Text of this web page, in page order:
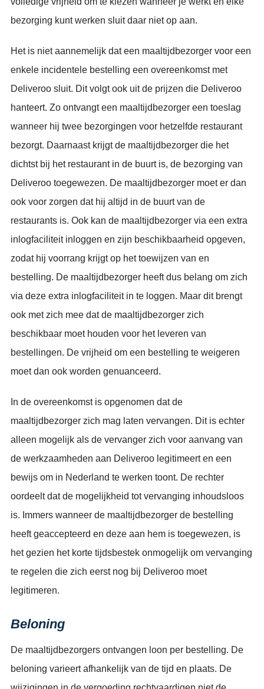
bezorging kunt werken sluit daar niet op aan.
Het is niet aannemelijk dat een maaltijdbezorger voor een
enkele incidentele bestelling een overeenkomst met
Deliveroo sluit. Dit volgt ook uit de prijzen die Deliveroo
hanteert. Zo ontvangt een maaltijdbezorger een toeslag
wanneer hij twee bezorgingen voor hetzelfde restaurant
bezorgt. Daarnaast krijgt de maaltijdbezorger die het
dichtst bij het restaurant in de buurt is, de bezorging van
Deliveroo toegewezen. De maaltijdbezorger moet er dan
ook voor zorgen dat hij altijd in de buurt van de
restaurants is. Ook kan de maaltijdbezorger via een extra
inlogfaciliteit inloggen en zijn beschikbaarheid opgeven,
zodat hij voorrang krijgt op het toewijzen van en
bestelling. De maaltijdbezorger heeft dus belang om zich
via deze extra inlogfaciliteit in te loggen. Maar dit brengt
ook met zich mee dat de maaltijdbezorger zich
beschikbaar moet houden voor het leveren van
bestellingen. De vrijheid om een bestelling te weigeren
moet dan ook worden genuanceerd.
In de overeenkomst is opgenomen dat de
maaltijdbezorger zich mag laten vervangen. Dit is echter
alleen mogelijk als de vervanger zich voor aanvang van
de werkzaamheden aan Deliveroo legitimeert en een
bewijs om in Nederland te werken toont. De rechter
oordeelt dat de mogelijkheid tot vervanging inhoudsloos
is. Immers wanneer de maaltijdbezorger de bestelling
heeft geaccepteerd en deze aan hem is toegewezen, is
het gezien het korte tijdsbestek onmogelijk om vervanging
te regelen die zich eerst nog bij Deliveroo moet
legitimeren.
Beloning
De maaltijdbezorgers ontvangen loon per bestelling. De
beloning varieert afhankelijk van de tijd en plaats. De